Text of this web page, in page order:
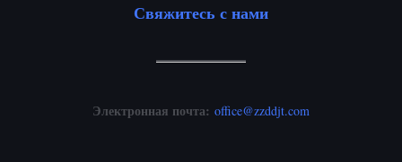
Свяжитесь с нами
Электронная почта: office@zzddjt.com